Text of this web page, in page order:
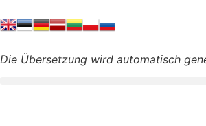
Die Übersetzung wird automatisch